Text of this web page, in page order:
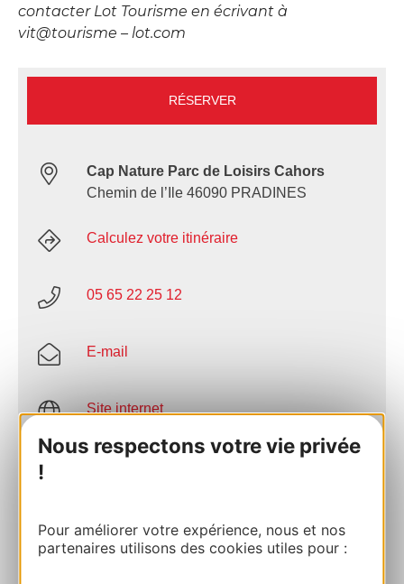
Nous respectons votre vie privée
!
Pour améliorer votre expérience, nous et nos
partenaires utilisons des cookies utiles pour :
contacter Lot Tourisme en écrivant à
vit@tourisme – lot.com
RÉSERVER
Cap Nature Parc de Loisirs Cahors
Chemin de l’Ile 46090 PRADINES
Calculez votre itinéraire
05 65 22 25 12
E-mail
Site internet
AU CARNET